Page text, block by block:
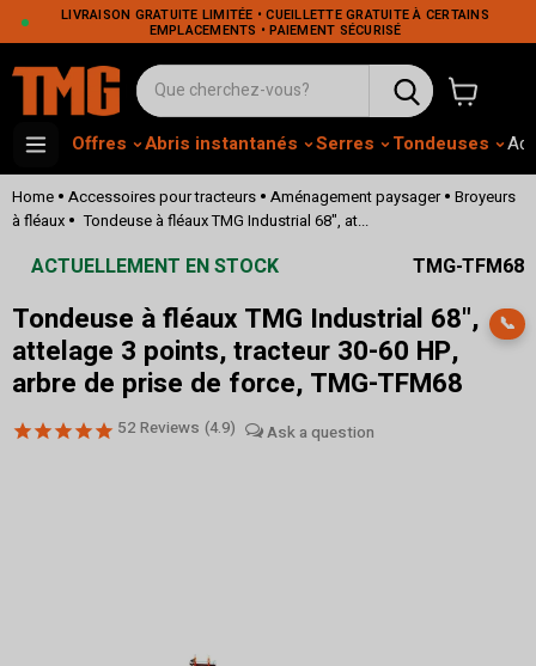
LIVRAISON GRATUITE LIMITÉE • CUEILLETTE GRATUITE À CERTAINS
EMPLACEMENTS • PAIEMENT SÉCURISÉ
Voir le
Offres Abris instantanés Serres Tondeuses
Home • Accessoires pour tracteurs • Aménagement paysager • Broyeurs
à fléaux • Tondeuse à fléaux TMG Industrial 68", at...
ACTUELLEMENT EN STOCK TMG-TFM68
Tondeuse à fléaux TMG Industrial 68",
attelage 3 points, tracteur 30-60 HP,
arbre de prise de force, TMG-TFM68
52 Reviews
📞